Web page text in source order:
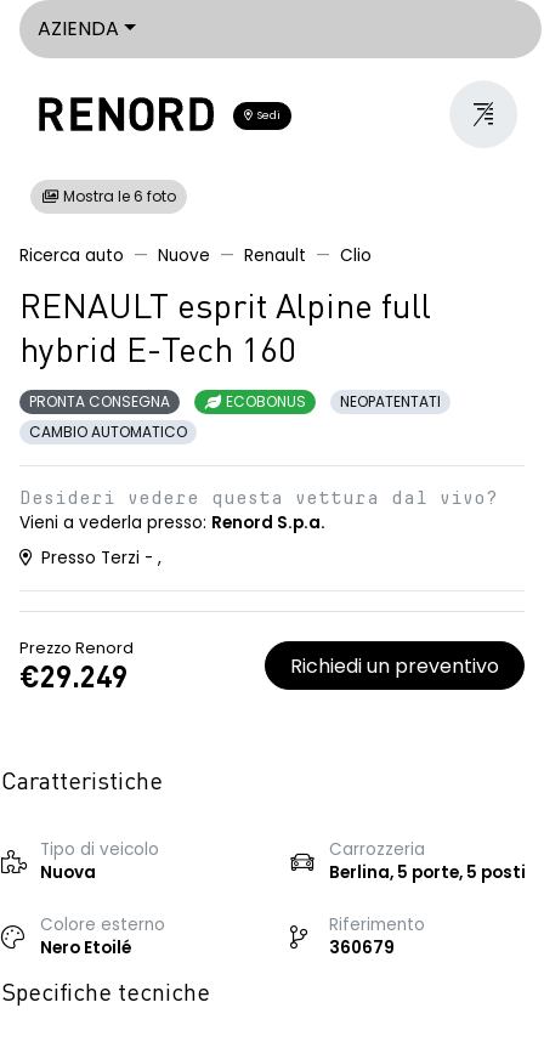
AZIENDA
Sedi
Mostra le 6 foto
Ricerca auto Nuove Renault Clio
RENAULT esprit Alpine full
hybrid E-Tech 160
PRONTA CONSEGNA ECOBONUS
NEOPATENTATI
CAMBIO AUTOMATICO
Desideri vedere questa vettura dal vivo?
Vieni a vederla presso: Renord S.p.a.
Presso Terzi - ,
Prezzo Renord
€29.249 Richiedi un preventivo
Caratteristiche
Tipo di veicolo
Nuova
Carrozzeria
Berlina, 5 porte, 5 posti
Colore esterno
Nero Etoilé
Riferimento
360679
Specifiche tecniche